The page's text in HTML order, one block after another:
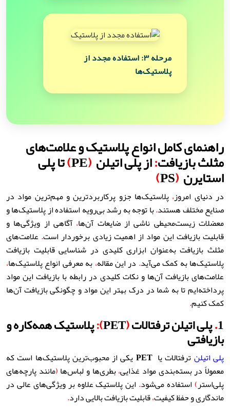
مرحله ۳: استفاده مجدد از
پلاستیک‌ها
راهنمای کامل انواع پلاستیک و علامت‌های
مثلث بازیافت:از پلی اتیلن(
PE
)تا پلی
استایرن(
PS
)
در دنیای امروز، پلاستیک‌ها جزو پرکاربردترین و مهم‌ترین مواد در
صنایع مختلف هستند.با توجه به رشد بی‌رویه استفاده از پلاستیک‌ها و
معضلات زیست‌محیطی ناشی از ضایعات آن‌ها، آگاهی از ویژگی‌ها و
قابلیت بازیافت این مواد از اهمیت زیادی برخوردار است. علامت‌های
مثلث بازیافت به‌عنوان ابزاری کلیدی در شناسایی قابلیت بازیافت
پلاستیک‌ها به کمک می‌آید. در این مقاله،به معرفی انواع پلاستیک‌ها،
علامت‌های بازیافت آن‌ها و نکات کلیدی در رابطه با بازیافت این مواد
پرداخته‌ایم تا به شما در درک بهتر این مواد و چگونگی بازیافت آن‌ها
کمک کنیم.
1
.پلی اتیلن ترفتالات(
PET
):پلاستیک همه‌کاره و
بازیافتی
پلی اتیلنترفتالات یاPETیکی از محبوب‌ترین پلاستیک‌ها است که
معمولاً در بسته‌بندی مواد غذایی،بطری‌ها و لباس‌ها(مانند پارچه‌های
پلی‌استر) استفاده می‌شود. این پلاستیک علاوه بر ویژگی‌های عالی در
ماندگاری و حفظ کیفیت،قابلیت بازیافت بالایی دارد.